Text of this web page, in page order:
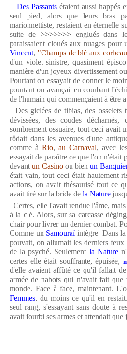
Des Passants étaient aussi happés
seul pied, alors que leurs bras
marionnettiste, restaient en éternelle
suite de >>>>>>>englués dans
paraissaient cloués aux nuages
Vincent, "Champs de blé aux
d'un violet sinistre, quasiment
manière d'un joyeux divertissement
Pourtant on essayait de donner le
pourtant on avançait en courbant
de l'humain qui commençaient à être
Des giclées de tibias, des osselets
dévissées, des coudes
sombrement ossuaire, tout ceci avait
rôdait dans les avenues d'une
comme à Rio, au Carnaval, avec
essayait de paraître ce que l'on n'était
devantun Casinoou bienun
était vain, tout ceci était hautement
actions, on avait thésaurisé tout ce
avait tiré sur la bride de la Nature
Certes, elle l'avait rendue l'âme,
à la clé. Alors, sur sa carcasse
chair pour livrer un dernier combat.
Comme un Samouraïintègre. Dans la
pouvait, on allumait les derniers
de la psyché. Seulement la Nature
certes elle était souffrante, épuisée,
d'elle avaient affûté ce qu'il fallait
armée de nabots qui n'avait fait que
monde. Face à face, maintenant.
Femmes, du moins ce qu'il en
seul rang, s'essayant sans doute à
avait fourbi ses armes et attendait